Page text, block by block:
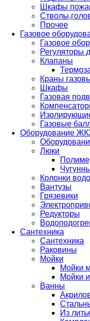
Шкафы
Прочее
Газовое
Газовое
Регуляторы
Клапаны
Краны
Шкафы
Газовая
Газовые
Оборудование
Люки
Колонки
Вантузы
Грязевики
Редукторы
Сантехника
Сантехника
Раковины
Мойки
Мойки
Мойки
Ванны
Из